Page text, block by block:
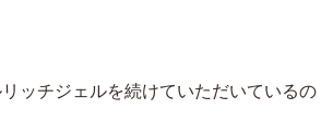
ッチジェルを続けていただいているの